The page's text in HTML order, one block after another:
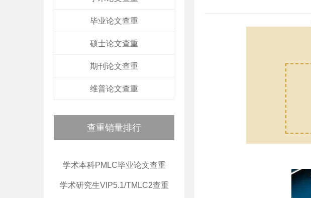
毕业论文查重
硕士论文查重
期刊论文查重
维普论文查重
查重销量排行
学术本科PMLC毕业论文查重
学术研究生VIP5.1/TMLC2查重